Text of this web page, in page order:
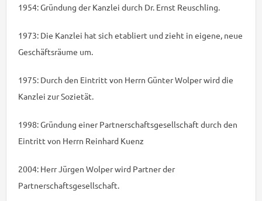
1954: Gründung der Kanzlei durch Dr. Ernst Reuschling.
1973: Die Kanzlei hat sich etabliert und zieht in eigene, neue
Geschäftsräume um.
1975: Durch den Eintritt von Herrn Günter Wolper wird die
Kanzlei zur Sozietät.
1998: Gründung einer Partnerschaftsgesellschaft durch den
Eintritt von Herrn Reinhard Kuenz
2004: Herr Jürgen Wolper wird Partner der
Partnerschaftsgesellschaft.